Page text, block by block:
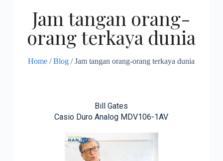
Jam tangan orang-
orang terkaya dunia
Home /Blog / Jam tangan orang-orang terkaya dunia
Bill Gates
Casio Duro Analog MDV106-1AV